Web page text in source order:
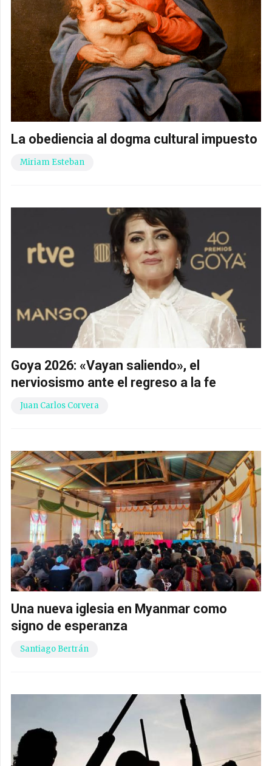
La obediencia al dogma cultural impuesto
Miriam Esteban
Goya 2026: «Vayan saliendo», el
nerviosismo ante el regreso a la fe
Juan Carlos Corvera
Una nueva iglesia en Myanmar como
signo de esperanza
Santiago Bertrán